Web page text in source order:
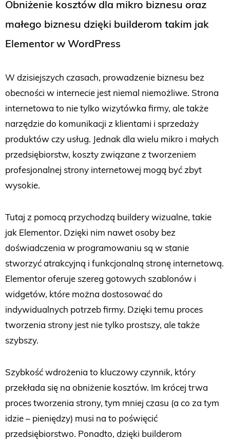
Obniżenie kosztów dla mikro biznesu oraz
małego biznesu dzięki builderom takim jak
Elementor w WordPress
W dzisiejszych czasach, prowadzenie biznesu bez
obecności w internecie jest niemal niemożliwe. Strona
internetowa to nie tylko wizytówka firmy, ale także
narzędzie do komunikacji z klientami i sprzedaży
produktów czy usług. Jednak dla wielu mikro i małych
przedsiębiorstw, koszty związane z tworzeniem
profesjonalnej strony internetowej mogą być zbyt
wysokie.
Tutaj z pomocą przychodzą buildery wizualne, takie
jak Elementor. Dzięki nim nawet osoby bez
doświadczenia w programowaniu są w stanie
stworzyć atrakcyjną i funkcjonalną stronę internetową.
Elementor oferuje szereg gotowych szablonów i
widgetów, które można dostosować do
indywidualnych potrzeb firmy. Dzięki temu proces
tworzenia strony jest nie tylko prostszy, ale także
szybszy.
Szybkość wdrożenia to kluczowy czynnik, który
przekłada się na obniżenie kosztów. Im krócej trwa
proces tworzenia strony, tym mniej czasu (a co za tym
idzie – pieniędzy) musi na to poświęcić
przedsiębiorstwo. Ponadto, dzięki builderom